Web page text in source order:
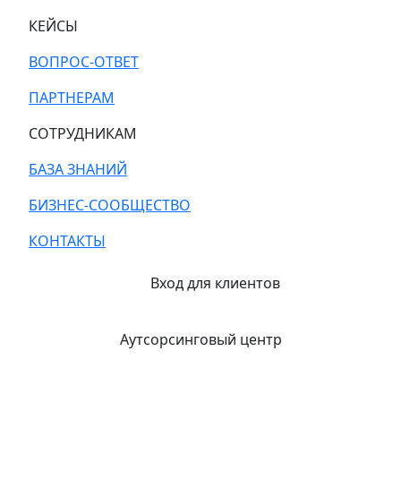
КЕЙСЫ
ВОПРОС-ОТВЕТ
ПАРТНЕРАМ
СОТРУДНИКАМ
БАЗА ЗНАНИЙ
БИЗНЕС-СООБЩЕСТВО
КОНТАКТЫ
Вход для клиентов
Аутсорсинговый центр